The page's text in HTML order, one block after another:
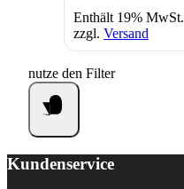
Enthält 19% MwSt.
zzgl. Versand
nutze den Filter
Kundenservice